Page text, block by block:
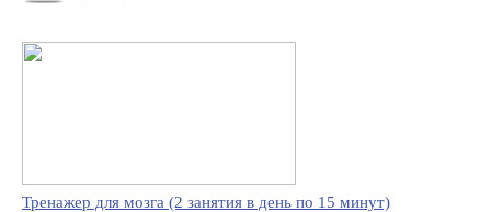
Тренажер для мозга (2 занятия в день по 15 минут)